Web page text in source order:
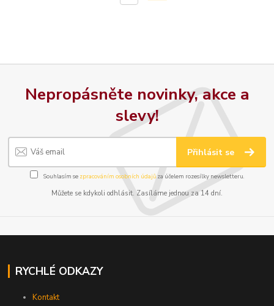
Nepropásněte novinky, akce a
slevy!
Přihlásit se
Souhlasím se zpracováním osobních údajůza účelem rozesílky newsletteru.
Můžete se kdykoli odhlásit. Zasíláme jednou za 14 dní.
RYCHLÉ ODKAZY
Kontakt